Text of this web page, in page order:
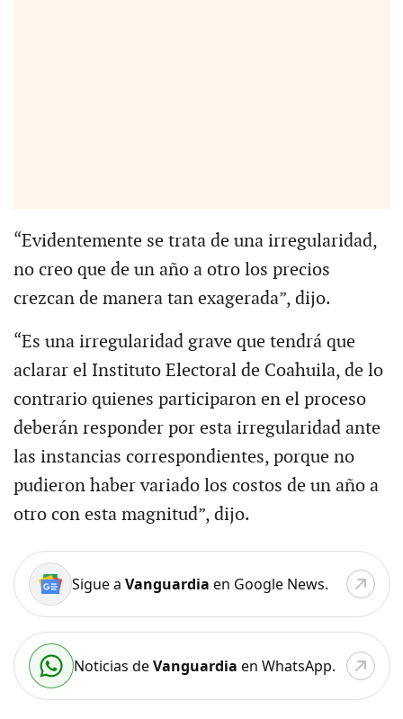
“Evidentemente se trata de una irregularidad,
no creo que de un año a otro los precios
crezcan de manera tan exagerada”, dijo.
“Es una irregularidad grave que tendrá que
aclarar el Instituto Electoral de Coahuila, de lo
contrario quienes participaron en el proceso
deberán responder por esta irregularidad ante
las instancias correspondientes, porque no
pudieron haber variado los costos de un año a
otro con esta magnitud”, dijo.
Sigue a Vanguardia en Google News.
Noticias deVanguardia en WhatsApp.